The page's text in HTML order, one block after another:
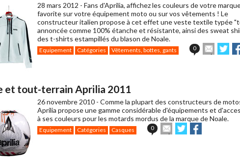
28 mars 2012 - Fans d'Aprilia, affichez les couleurs de votre
favorite sur votre équipement moto ou sur vos vêtements ! Le
constructeur italien propose à cet effet une veste textile typée
annoncée comme 100% étanche et résistante, ainsi des sweat
des t-shirts estampillés du blason de Noale.
Equipement Catégories Vêtements, bottes, gants 0
Envoyer
cet sur
et tout-terrain Aprilia 2011
26 novembre 2010 - Comme la plupart des constructeurs de
Aprilia propose une gamme considérable d'équipements et
à ses couleurs pour les motards mordus de la marque de Noale.
Equipement Catégories Casques 0
Envoyer
cet
Partager
sur sur